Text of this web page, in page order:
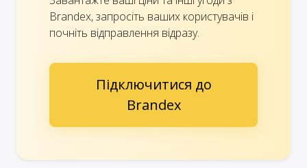
Brandex, запросіть ваших користувачів і
почніть відправлення відразу.
Підключитися до
Brandex